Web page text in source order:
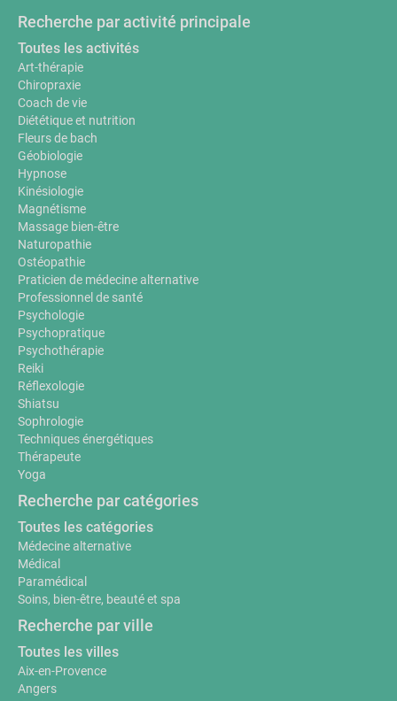
Recherche par activité principale
Toutes les activités
Art-thérapie
Chiropraxie
Coach de vie
Diététique et nutrition
Fleurs de bach
Géobiologie
Hypnose
Kinésiologie
Magnétisme
Massage bien-être
Naturopathie
Ostéopathie
Praticien de médecine alternative
Professionnel de santé
Psychologie
Psychopratique
Psychothérapie
Reiki
Réflexologie
Shiatsu
Sophrologie
Techniques énergétiques
Thérapeute
Yoga
Recherche par catégories
Toutes les catégories
Médecine alternative
Médical
Paramédical
Soins, bien-être, beauté et spa
Recherche par ville
Toutes les villes
Aix-en-Provence
Angers